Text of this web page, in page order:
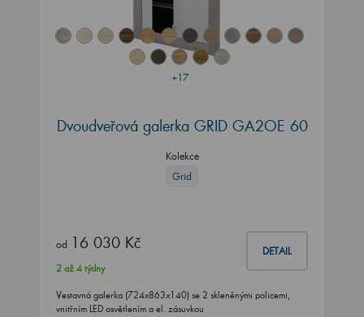
+17
Dvoudveřová galerka GRID GA2OE 60
Kolekce
Grid
od 16 030 Kč DETAIL
2 až 4 týdny
Vestavná galerka (724x863x140) se 2 skleněnými policemi,
vnitřním LED osvětlením a el. zásuvkou